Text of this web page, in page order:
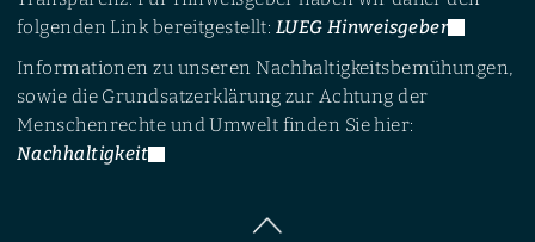
folgenden Link bereitgestellt: LUEG Hinweisgeber
Informationen zu unseren Nachhaltigkeitsbemühungen,
sowie die Grundsatzerklärung zur Achtung der
Menschenrechte und Umwelt finden Sie hier:
Nachhaltigkeit